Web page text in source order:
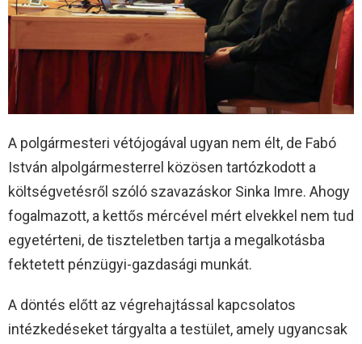
A polgármesteri vétójogával ugyan nem élt, de Fabó
István alpolgármesterrel közösen tartózkodott a
költségvetésről szóló szavazáskor Sinka Imre. Ahogy
fogalmazott, a kettős mércével mért elvekkel nem tud
egyetérteni, de tiszteletben tartja a megalkotásba
fektetett pénzügyi-gazdasági munkát.
A döntés előtt az végrehajtással kapcsolatos
intézkedéseket tárgyalta a testület, amely ugyancsak